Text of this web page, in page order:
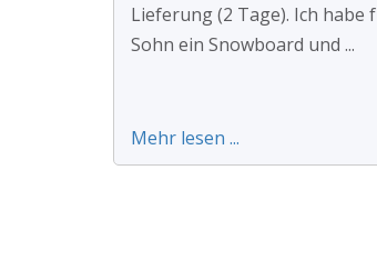
Lieferung (2 Tage). Ich habe
Sohn ein Snowboard und ...
Mehr lesen ...